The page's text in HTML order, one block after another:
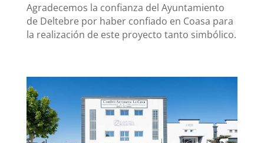
Agradecemos la confianza del Ayuntamiento
de Deltebre por haber confiado en Coasa para
la realización de este proyecto tanto simbólico.